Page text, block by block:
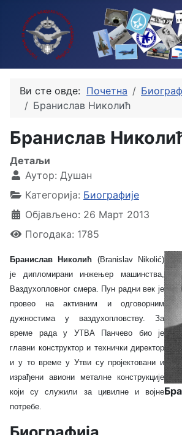
Ви сте овде: Почетна
Бранислав Николић
Бранислав
Детаљи
Аутор: Душан
Категорија: Биографије
Објављено: 26 Март 2013
Погодака: 1785
Бранислав Николић (Branislav Nikolić)
је дипломирани инжењер машинства,
Ваздухопловног смера. Пун радни век је
провео на активним и одговорним
дужностима у ваздухопловству. За
време рада у УТВА Панчево био је
главни конструктор и технички директор
и у то време у Утви су пројектовани и
израђени авиони металне конструкције
који су служили за цивилне и војне
потребе.